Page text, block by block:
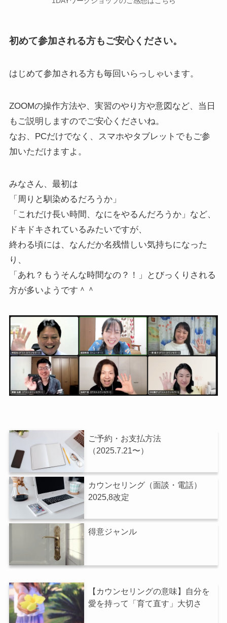
初めて参加される方もご安心ください。
はじめて参加される方も毎回いらっしゃいます。
ZOOMの操作方法や、実習のやり方や意図など、当日
もご説明しますのでご安心くださいね。
なお、PCだけでなく、スマホやタブレットでもご参
加いただけますよ。
みなさん、最初は
「周りと馴染めるだろうか」
「これだけ長い時間、なにをやるんだろうか」など、
ドキドキされているみたいですが、
終わる頃には、なんだか名残惜しい気持ちになった
り、
「あれ？もうそんな時間なの？！」とびっくりされる
方が多いようです＾＾
ご予約・お支払方法
（2025.7.21〜）
カウンセリング（面談・電話）
2025,8改定
得意ジャンル
【カウンセリングの意味】自分を
愛を持って「育て直す」大切さ